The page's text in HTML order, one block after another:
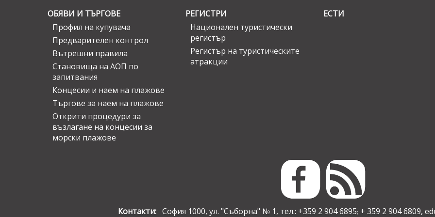
ОБЯВИ И ТЪРГОВЕ
Профил на купувача
Предварителен контрол
Вътрешни правила
Становища на АОП по
запитвания
Концесии и наем на плажове
Търгове за наем на плажове
Открити процедури за
възлагане на концесии за
морски плажове
РЕГИСТРИ
Национален туристически
регистър
Регистър на туристическите
атракции
ЕСТИ
Контакти:София 1000, ул. "Съборна" № 1, тел.: +359 2 904 6895; + 359 2 904 6809,